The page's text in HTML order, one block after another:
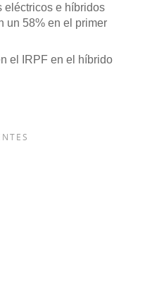
eléctricos e híbridos
un 58% en el primer
el IRPF en el híbrido